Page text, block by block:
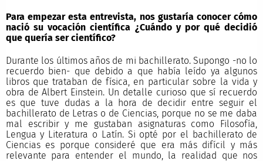
Para empezar esta entrevista, nos gustaría conocer cómo
nació su vocación científica ¿Cuándo y por qué decidió
que quería ser científico?
Durante los últimos años de mi bachillerato. Supongo -no lo
recuerdo bien- que debido a que había leído ya algunos
libros que trataban de física, en particular sobre la vida y
obra de Albert Einstein. Un detalle curioso que sí recuerdo
es que tuve dudas a la hora de decidir entre seguir el
bachillerato de Letras o de Ciencias, porque no se me daba
mal escribir y me gustaban asignaturas como Filosofía,
Lengua y Literatura o Latín. Si opté por el bachillerato de
Ciencias es porque consideré que era más difícil y más
relevante para entender el mundo, la realidad que nos